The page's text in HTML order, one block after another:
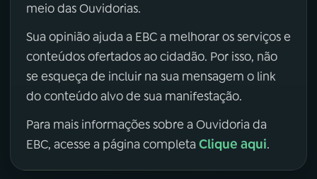
meio das Ouvidorias.
Sua opinião ajuda a EBC a melhorar os serviços e
conteúdos ofertados ao cidadão. Por isso, não
se esqueça de incluir na sua mensagem o link
do conteúdo alvo de sua manifestação.
Para mais informações sobre a Ouvidoria da
EBC, acesse a página completa Clique aqui.